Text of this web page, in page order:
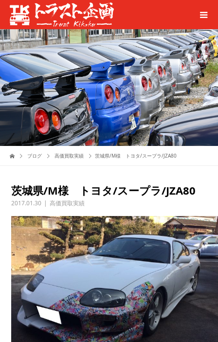
ブログ 高価買取実績 茨城県/M様 トヨタ/スープラ/JZA80
茨城県/M様 トヨタ/スープラ/JZA80
2017.01.30 高価買取実績